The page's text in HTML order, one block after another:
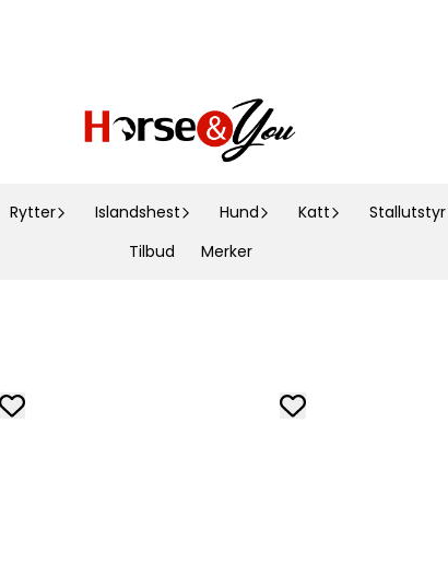
Rytter Islandshest Hund Katt Stallutstyr
Tilbud
Merker